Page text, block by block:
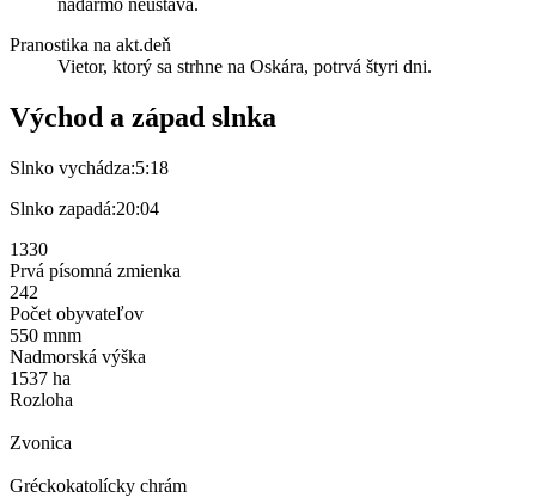
nadarmo neustáva.
Pranostika na akt.deň
Vietor, ktorý sa strhne na Oskára, potrvá štyri dni.
Východ a západ slnka
Slnko vychádza:5:18
Slnko zapadá:20:04
1330
Prvá písomná zmienka
242
Počet obyvateľov
550 mnm
Nadmorská výška
1537 ha
Rozloha
Zvonica
Gréckokatolícky chrám